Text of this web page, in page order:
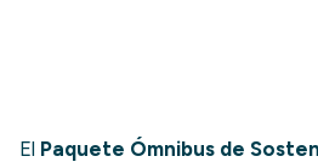
El Paquete Ómnibus de